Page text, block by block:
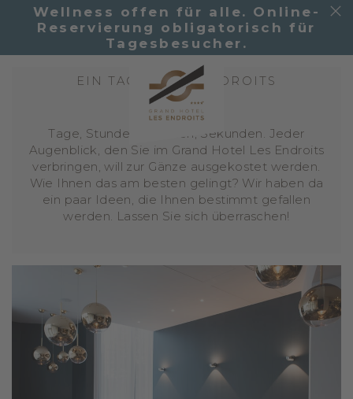
Wellness offen für alle. Online-
Reservierung obligatorisch für
Tagesbesucher.
24 Stunden besonders
EIN TAG IM LES ENDROITS
Tage, Stunden, Minuten, Sekunden. Jeder
Augenblick, den Sie im Grand Hotel Les Endroits
verbringen, will zur Gänze ausgekostet werden.
Wie Ihnen das am besten gelingt? Wir haben da
ein paar Ideen, die Ihnen bestimmt gefallen
werden. Lassen Sie sich überraschen!